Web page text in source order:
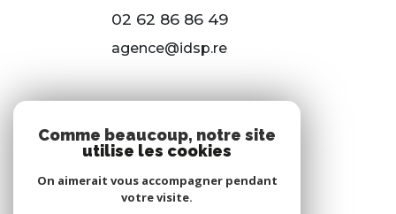
02 62 86 86 49
agence@idsp.re
Nous suivre
Comme beaucoup, notre site
utilise les cookies
On aimerait vous accompagner pendant
votre visite.